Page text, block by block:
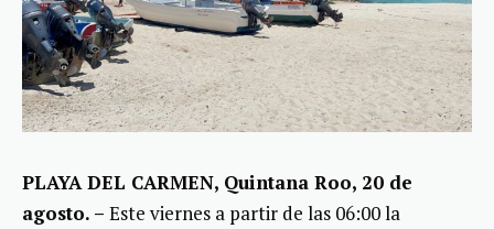
PLAYA DEL CARMEN, Quintana Roo, 20 de
agosto. – Este viernes a partir de las 06:00 la